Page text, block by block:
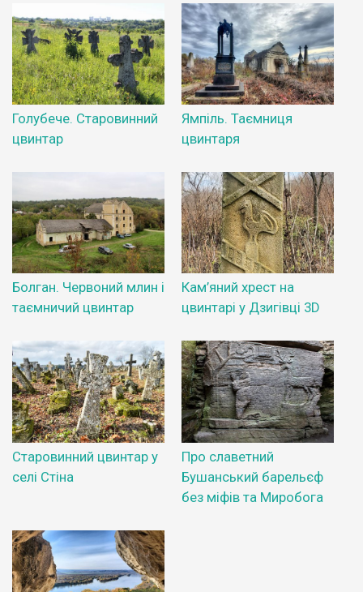
Голубече. Старовинний
цвинтар
Ямпіль. Таємниця
цвинтаря
Болган. Червоний млин і
таємничий цвинтар
Кам’яний хрест на
цвинтарі у Дзигівці 3D
Старовинний цвинтар у
селі Стіна
Про славетний
Бушанський барельєф
без міфів та Миробога